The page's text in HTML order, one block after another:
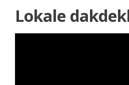
Lokale